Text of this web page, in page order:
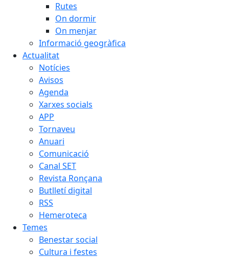
Rutes
On dormir
On menjar
Informació geogràfica
Actualitat
Notícies
Avisos
Agenda
Xarxes socials
APP
Tornaveu
Anuari
Comunicació
Canal SET
Revista Ronçana
Butlletí digital
RSS
Hemeroteca
Temes
Benestar social
Cultura i festes